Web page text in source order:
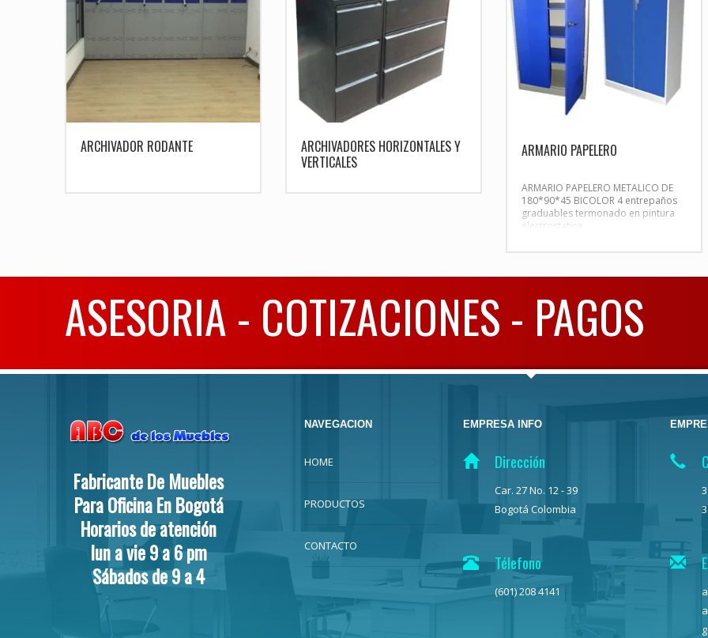
ARCHIVADOR RODANTE
ARCHIVADORES HORIZONTALES Y
VERTICALES
ARMARIO PAPELERO
ARMARIO PAPELERO METALICO DE
180*90*45 BICOLOR 4 entrepaños
graduables termonado en pintura
electrostatica
ASESORIA - COTIZACIONES - PAGOS
Fabricante De Muebles
Para Oficina En Bogotá
Horarios de atención
lun a vie 9 a 6 pm
Sábados de 9 a 4
NAVEGACION
HOME
PRODUCTOS
CONTACTO
EMPRESA INFO
Dirección
Car. 27 No. 12 - 39
Bogotá Colombia
Télefono
(601) 208 4141